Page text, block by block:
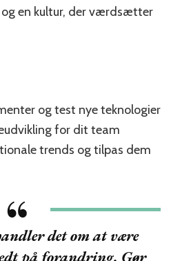
en kultur, der værdsætter
og test nye teknologier
for dit team
trends og tilpas dem
det om at være